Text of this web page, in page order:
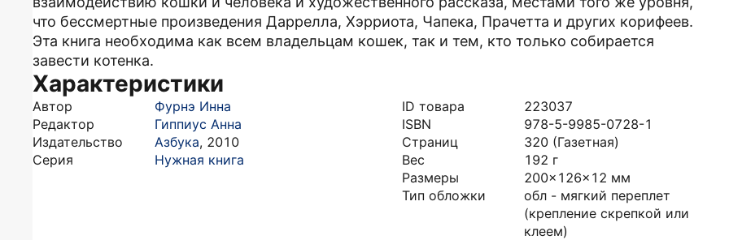
что бессмертные произведения Даррелла, Хэрриота, Чапека, Прачетта и других корифеев.
Эта книга необходима как всем владельцам кошек, так и тем, кто только собирается
завести котенка.
Характеристики
Автор
Фурнэ Инна
Редактор
Гиппиус Анна
Издательство
Азбука, 2010
Серия
Нужная книга
ID товара
223037
ISBN
978-5-9985-0728-1
Страниц
320 (Газетная)
Вес
192 г
Размеры
200x126x12 мм
Тип обложки
обл - мягкий переплет
(крепление скрепкой или
клеем)